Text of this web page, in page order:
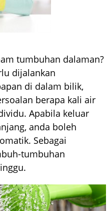
tumbuhan dalaman?
dijalankan
di dalam bilik,
berapa kali air
Apabila keluar
anda boleh
Sebagai
tumbuhan